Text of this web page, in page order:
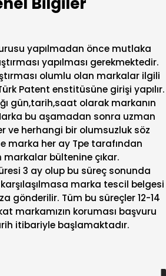
yapılmadan önce mutlaka
yapılması gerekmektedir.
olumlu olan markalar ilgili
Patent enstitüsüne girişi yapılır.
gün,tarih,saat olarak markanın
bu aşamadan sonra uzman
ve herhangi bir olumsuzluk söz
marka her ay Tpe tarafından
markalar bültenine çıkar.
3 ay olup bu süreç sonunda
marka tescil belgesi
gönderilir. Tüm bu süreçler 12-14
markamızın koruması başvuru
itibariyle başlamaktadır.